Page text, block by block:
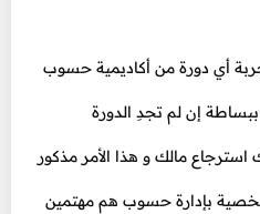
أي دورة من أكاديمية حسوب
إن لم تجدِ الدورة
مالك و هذا الأمر مذكور
بإدارة حسوب هم مهتمين